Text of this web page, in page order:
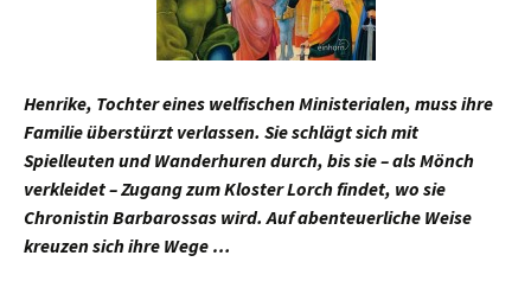
Henrike, Tochter eines welfischen Ministerialen, muss ihre
Familie überstürzt verlassen. Sie schlägt sich mit
Spielleuten und Wanderhuren durch, bis sie – als Mönch
verkleidet – Zugang zum Kloster Lorch findet, wo sie
Chronistin Barbarossas wird. Auf abenteuerliche Weise
kreuzen sich ihre Wege …